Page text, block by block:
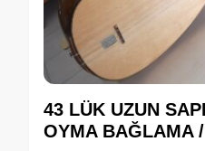
43 LÜK UZUN
OYMA BAĞLAMA